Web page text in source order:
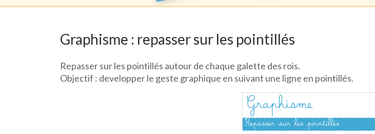
Graphisme : repasser sur les pointillés
Repasser sur les pointillés autour de chaque galette des rois.
Objectif : developper le geste graphique en suivant une ligne en pointillés.